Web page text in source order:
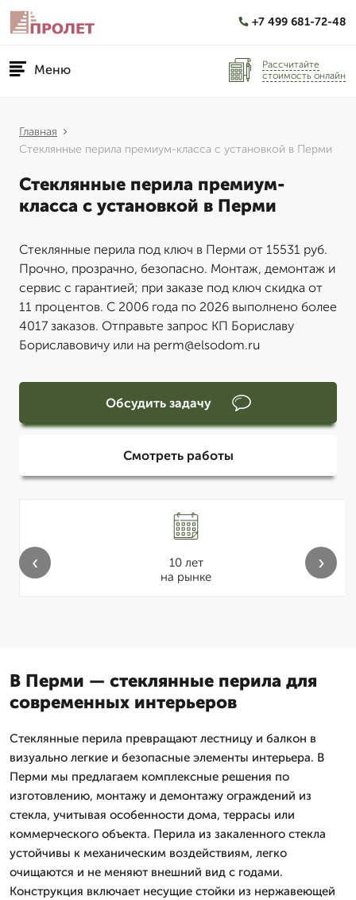
+7 499 681-72-48
Меню
Рассчитайте
стоимость онлайн
Главная
Стеклянные перила премиум-класса с установкой в Перми
Стеклянные перила премиум-
класса с установкой в Перми
Стеклянные перила под ключ в Перми от 15531 руб.
Прочно, прозрачно, безопасно. Монтаж, демонтаж и
сервис с гарантией; при заказе под ключ скидка от
11 процентов. С 2006 года по 2026 выполнено более
4017 заказов. Отправьте запрос КП Бориславу
Бориславовичу или на perm@elsodom.ru
Обсудить задачу
Смотреть работы
10 лет
на рынке
‹ ›
В Перми — стеклянные перила для
современных интерьеров
Стеклянные перила превращают лестницу и балкон в
визуально легкие и безопасные элементы интерьера. В
Перми мы предлагаем комплексные решения по
изготовлению, монтажу и демонтажу ограждений из
стекла, учитывая особенности дома, террасы или
коммерческого объекта. Перила из закаленного стекла
устойчивы к механическим воздействиям, легко
очищаются и не меняют внешний вид с годами.
Конструкция включает несущие стойки из нержавеющей